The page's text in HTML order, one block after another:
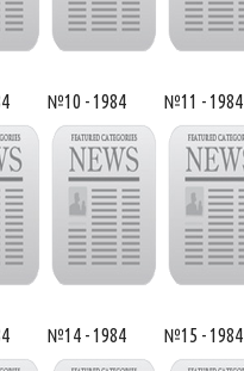
№10 - 1984 №11 - 1984
№14 - 1984 №15 - 1984